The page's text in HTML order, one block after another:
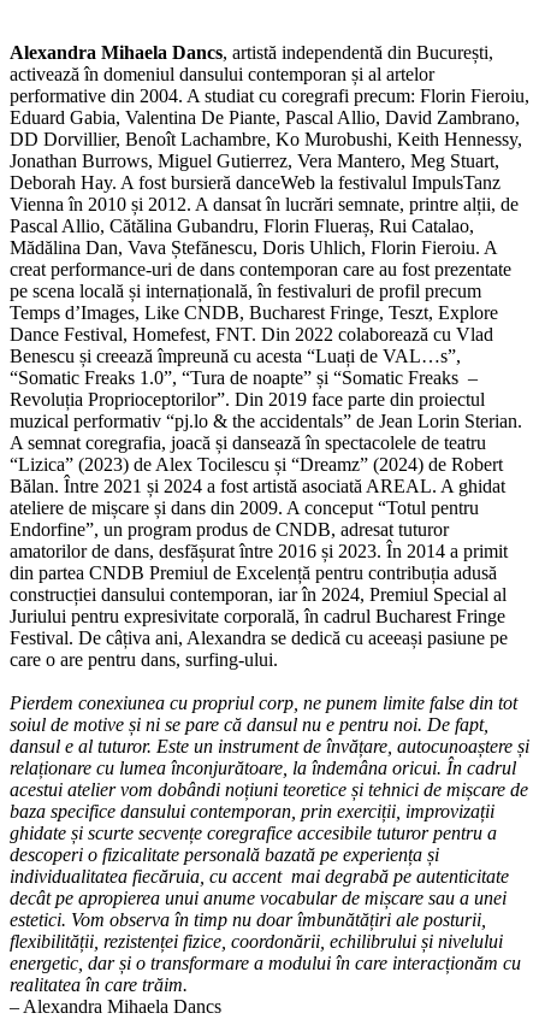
Alexandra Mihaela Dancs, artistă independentă din București,
activează în domeniul dansului contemporan și al artelor
performative din 2004. A studiat cu coregrafi precum: Florin Fieroiu,
Eduard Gabia, Valentina De Piante, Pascal Allio, David Zambrano,
DD Dorvillier, Benoît Lachambre, Ko Murobushi, Keith Hennessy,
Jonathan Burrows, Miguel Gutierrez, Vera Mantero, Meg Stuart,
Deborah Hay. A fost bursieră danceWeb la festivalul ImpulsTanz
Vienna în 2010 și 2012. A dansat în lucrări semnate, printre alții, de
Pascal Allio, Cătălina Gubandru, Florin Flueraș, Rui Catalao,
Mădălina Dan, Vava Ștefănescu, Doris Uhlich, Florin Fieroiu. A
creat performance-uri de dans contemporan care au fost prezentate
pe scena locală și internațională, în festivaluri de profil precum
Temps d’Images, Like CNDB, Bucharest Fringe, Teszt, Explore
Dance Festival, Homefest, FNT. Din 2022 colaborează cu Vlad
Benescu și creează împreună cu acesta “Luați de VAL…s”,
“Somatic Freaks 1.0”, “Tura de noapte” și “Somatic Freaks –
Revoluția Proprioceptorilor”. Din 2019 face parte din proiectul
muzical performativ “pj.lo & the accidentals” de Jean Lorin Sterian.
A semnat coregrafia, joacă și dansează în spectacolele de teatru
“Lizica” (2023) de Alex Tocilescu și “Dreamz” (2024) de Robert
Bălan. Între 2021 și 2024 a fost artistă asociată AREAL. A ghidat
ateliere de mișcare și dans din 2009. A conceput “Totul pentru
Endorfine”, un program produs de CNDB, adresat tuturor
amatorilor de dans, desfășurat între 2016 și 2023. În 2014 a primit
din partea CNDB Premiul de Excelență pentru contribuția adusă
construcției dansului contemporan, iar în 2024, Premiul Special al
Juriului pentru expresivitate corporală, în cadrul Bucharest Fringe
Festival. De câțiva ani, Alexandra se dedică cu aceeași pasiune pe
care o are pentru dans, surfing-ului.
Pierdem conexiunea cu propriul corp, ne punem limite false din tot
soiul de motive și ni se pare că dansul nu e pentru noi. De fapt,
dansul e al tuturor. Este un instrument de învățare, autocunoaștere și
relaționare cu lumea înconjurătoare, la îndemâna oricui. În cadrul
acestui atelier vom dobândi noțiuni teoretice și tehnici de mișcare de
baza specifice dansului contemporan, prin exerciții, improvizații
ghidate și scurte secvențe coregrafice accesibile tuturor pentru a
descoperi o fizicalitate personală bazată pe experiența și
individualitatea fiecăruia, cu accent mai degrabă pe autenticitate
decât pe apropierea unui anume vocabular de mișcare sau a unei
estetici. Vom observa în timp nu doar îmbunătățiri ale posturii,
flexibilității, rezistenței fizice, coordonării, echilibrului și nivelului
energetic, dar și o transformare a modului în care interacționăm cu
realitatea în care trăim.
– Alexandra Mihaela Dancs